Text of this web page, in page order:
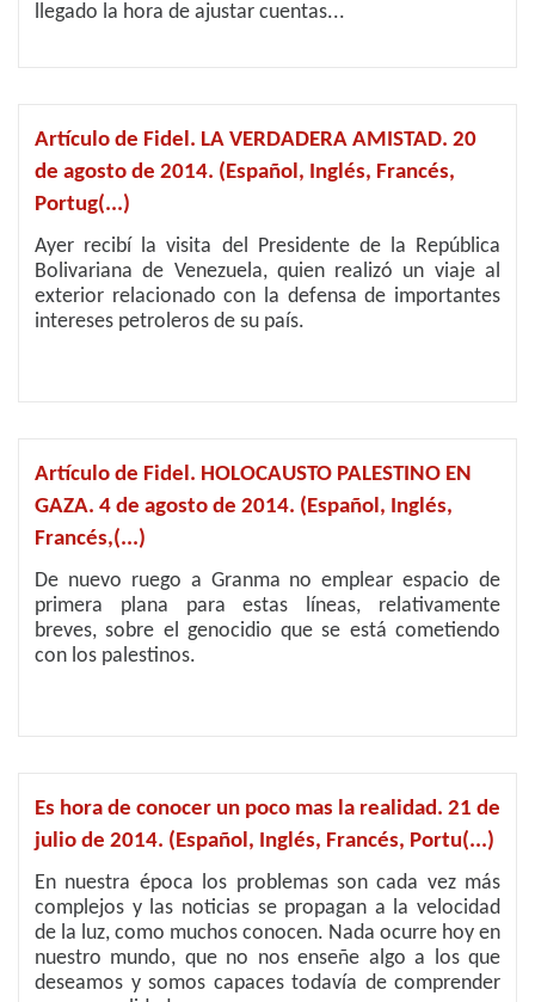
llegado la hora de ajustar cuentas...
Artículo de Fidel. LA VERDADERA AMISTAD. 20
de agosto de 2014. (Español, Inglés, Francés,
Portug(...)
Ayer recibí la visita del Presidente de la República
Bolivariana de Venezuela, quien realizó un viaje al
exterior relacionado con la defensa de importantes
intereses petroleros de su país.
Artículo de Fidel. HOLOCAUSTO PALESTINO EN
GAZA. 4 de agosto de 2014. (Español, Inglés,
Francés,(...)
De nuevo ruego a Granma no emplear espacio de
primera plana para estas líneas, relativamente
breves, sobre el genocidio que se está cometiendo
con los palestinos.
Es hora de conocer un poco mas la realidad. 21 de
julio de 2014. (Español, Inglés, Francés, Portu(...)
En nuestra época los problemas son cada vez más
complejos y las noticias se propagan a la velocidad
de la luz, como muchos conocen. Nada ocurre hoy en
nuestro mundo, que no nos enseñe algo a los que
deseamos y somos capaces todavía de comprender